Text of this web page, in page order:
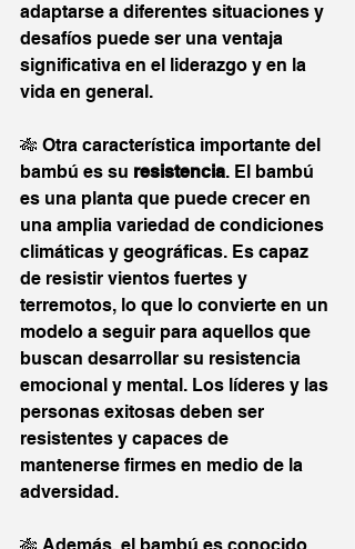
adaptarse a diferentes situaciones y
desafíos puede ser una ventaja
significativa en el liderazgo y en la
vida en general.
🎋 Otra característica importante del
bambú es su resistencia. El bambú
es una planta que puede crecer en
una amplia variedad de condiciones
climáticas y geográficas. Es capaz
de resistir vientos fuertes y
terremotos, lo que lo convierte en un
modelo a seguir para aquellos que
buscan desarrollar su resistencia
emocional y mental. Los líderes y las
personas exitosas deben ser
resistentes y capaces de
mantenerse firmes en medio de la
adversidad.